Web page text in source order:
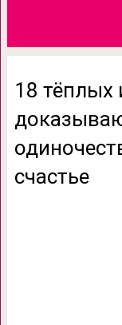
18 тёплых
счастье